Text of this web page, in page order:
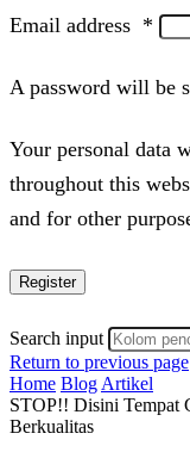
Email address *
A password will be
Your personal data
throughout this
and for other
Register
Search input
Return to previous page
Home Blog Artikel
STOP!! Disini Tempat
Berkualitas